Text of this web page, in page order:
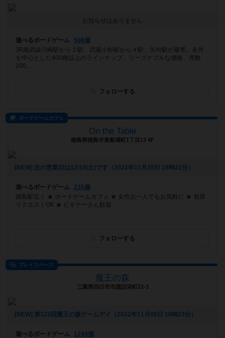
お知らせはありません
遊べるボードゲーム
508個
JR南武線川崎駅から２駅、武蔵小杉駅から４駅、矢向駅が最寄。名作
を中心とした400種以上のラインナップ、リーズナブルな価格、席数
200...
フォローする
ボードゲームカフェ
On the Table
徳島県徳島市東船場町1丁目13 4F
[NEW] 次の営業日は12/10(土)です（2022年11月28日 19時22分）
遊べるボードゲーム
235個
徳島駅近く ★ ボードゲームカフェ ★ 女性お一人でもお気軽に ★ 相席
リクエストOK ★ ビギナーさん歓迎
フォローする
プレイスペース
魔王の森
三重県四日市市諏訪栄町22-3
[NEW] 第122回魔王の森ゲームデイ（2022年11月08日 10時23分）
遊べるボードゲーム
1244個